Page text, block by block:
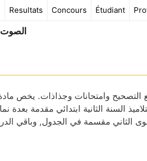
Resultats Concours Étudiant
الصوت
السنة الثانية ابتدائي مقدمة
الثاني مقسمة في الجدول, وباقي